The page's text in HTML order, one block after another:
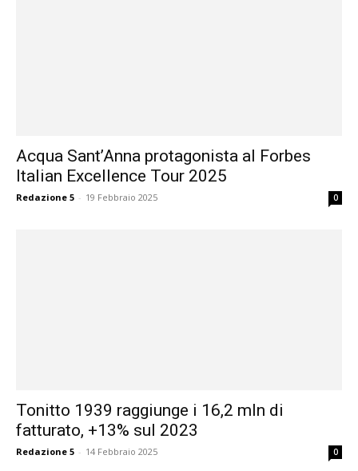
Acqua Sant’Anna protagonista al Forbes
Italian Excellence Tour 2025
Redazione 5 - 19 Febbraio 2025 0
Tonitto 1939 raggiunge i 16,2 mln di
fatturato, +13% sul 2023
Redazione 5 - 14 Febbraio 2025 0